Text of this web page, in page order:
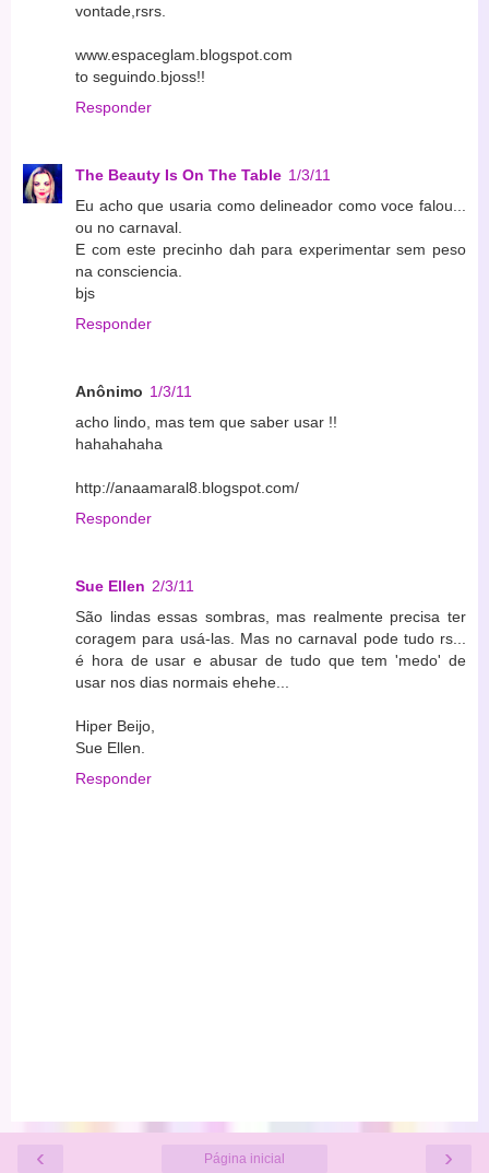
vontade,rsrs.
www.espaceglam.blogspot.com
to seguindo.bjoss!!
Responder
The Beauty Is On The Table 1/3/11
Eu acho que usaria como delineador como voce falou...
ou no carnaval.
E com este precinho dah para experimentar sem peso
na consciencia.
bjs
Responder
Anônimo 1/3/11
acho lindo, mas tem que saber usar !!
hahahahaha
http://anaamaral8.blogspot.com/
Responder
Sue Ellen 2/3/11
São lindas essas sombras, mas realmente precisa ter
coragem para usá-las. Mas no carnaval pode tudo rs...
é hora de usar e abusar de tudo que tem 'medo' de
usar nos dias normais ehehe...
Hiper Beijo,
Sue Ellen.
Responder
‹ ›
Página inicial